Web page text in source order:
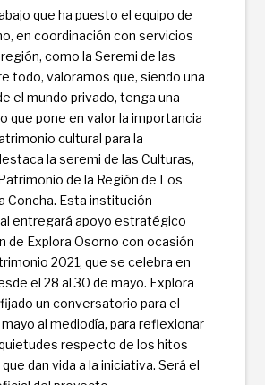
que ha puesto el equipo de
en coordinación con servicios
como la Seremi de las
todo, valoramos que, siendo una
el mundo privado, tenga una
que pone en valor la importancia
cultural para la
la seremi de las Culturas,
de la Región de Los
Concha. Esta institución
entregará apoyo estratégico
de Explora Osorno con ocasión
2021, que se celebra en
el 28 al 30 de mayo. Explora
un conversatorio para el
al mediodía, para reflexionar
respecto de los hitos
dan vida a la iniciativa. Será el